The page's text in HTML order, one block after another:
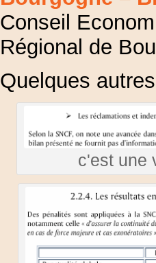
Conseil
Régional de
Quelques
c'est une